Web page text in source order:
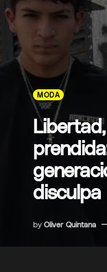
MODA
disculpa
by Oliver Quintana